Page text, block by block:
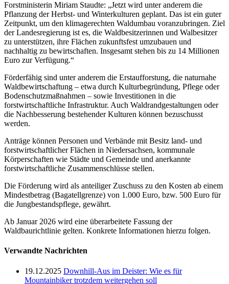
Forstministerin Miriam Staudte: „Jetzt wird unter anderem die
Pflanzung der Herbst- und Winterkulturen geplant. Das ist ein guter
Zeitpunkt, um den klimagerechten Waldumbau voranzubringen. Ziel
der Landesregierung ist es, die Waldbesitzerinnen und Walbesitzer
zu unterstützen, ihre Flächen zukunftsfest umzubauen und
nachhaltig zu bewirtschaften. Insgesamt stehen bis zu 14 Millionen
Euro zur Verfügung.“
Förderfähig sind unter anderem die Erstaufforstung, die naturnahe
Waldbewirtschaftung – etwa durch Kulturbegründung, Pflege oder
Bodenschutzmaßnahmen – sowie Investitionen in die
forstwirtschaftliche Infrastruktur. Auch Waldrandgestaltungen oder
die Nachbesserung bestehender Kulturen können bezuschusst
werden.
Anträge können Personen und Verbände mit Besitz land- und
forstwirtschaftlicher Flächen in Niedersachsen, kommunale
Körperschaften wie Städte und Gemeinde und anerkannte
forstwirtschaftliche Zusammenschlüsse stellen.
Die Förderung wird als anteiliger Zuschuss zu den Kosten ab einem
Mindestbetrag (Bagatellgrenze) von 1.000 Euro, bzw. 500 Euro für
die Jungbestandspflege, gewährt.
Ab Januar 2026 wird eine überarbeitete Fassung der
Waldbaurichtlinie gelten. Konkrete Informationen hierzu folgen.
Verwandte Nachrichten
19.12.2025 Downhill-Aus im Deister: Wie es für
Mountainbiker trotzdem weitergehen soll